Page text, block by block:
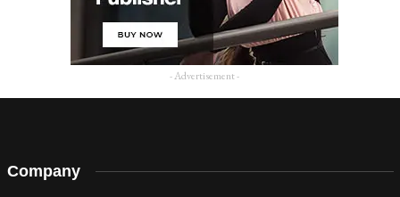
- Advertisement -
Company